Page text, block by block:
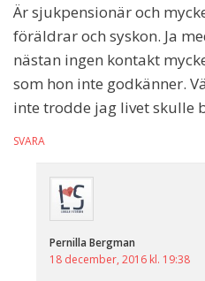
Är sjukpensionär och
föräldrar och syskon. Ja
nästan ingen kontakt
som hon inte godkänner.
inte trodde jag livet skulle
SVARA
Pernilla Bergman
18 december, 2016 kl. 19:38